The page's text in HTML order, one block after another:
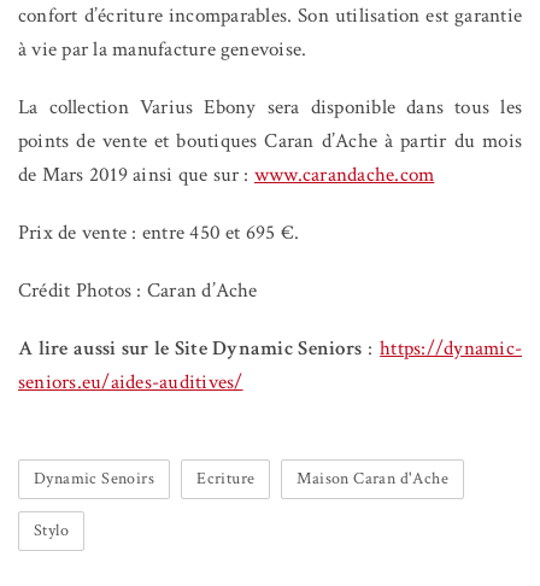
confort d’écriture incomparables. Son utilisation est garantie
à vie par la manufacture genevoise.
La collection Varius Ebony sera disponible dans tous les
points de vente et boutiques Caran d’Ache à partir du mois
de Mars 2019 ainsi que sur : www.carandache.com
Prix de vente : entre 450 et 695 €.
Crédit Photos : Caran d’Ache
A lire aussi sur le Site Dynamic Seniors :https://dynamic-
seniors.eu/aides-auditives/
Dynamic Senoirs Ecriture Maison Caran d'Ache
Stylo